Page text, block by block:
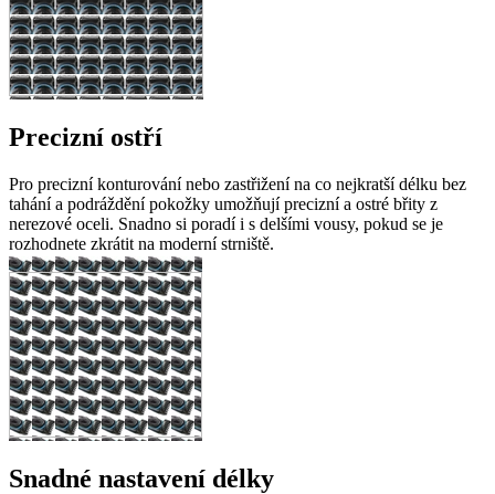
Precizní ostří
Pro precizní konturování nebo zastřižení na co nejkratší délku bez
tahání a podráždění pokožky umožňují precizní a ostré břity z
nerezové oceli. Snadno si poradí i s delšími vousy, pokud se je
rozhodnete zkrátit na moderní strniště.
Snadné nastavení délky